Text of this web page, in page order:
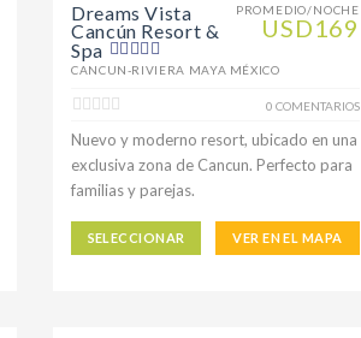
PROMEDIO/NOCHE
USD169
Dreams Vista
Cancún Resort &
Spa
CANCUN-RIVIERA MAYA MÉXICO
0 COMENTARIOS
Nuevo y moderno resort, ubicado en una
exclusiva zona de Cancun. Perfecto para
familias y parejas.
SELECCIONAR VER EN EL MAPA